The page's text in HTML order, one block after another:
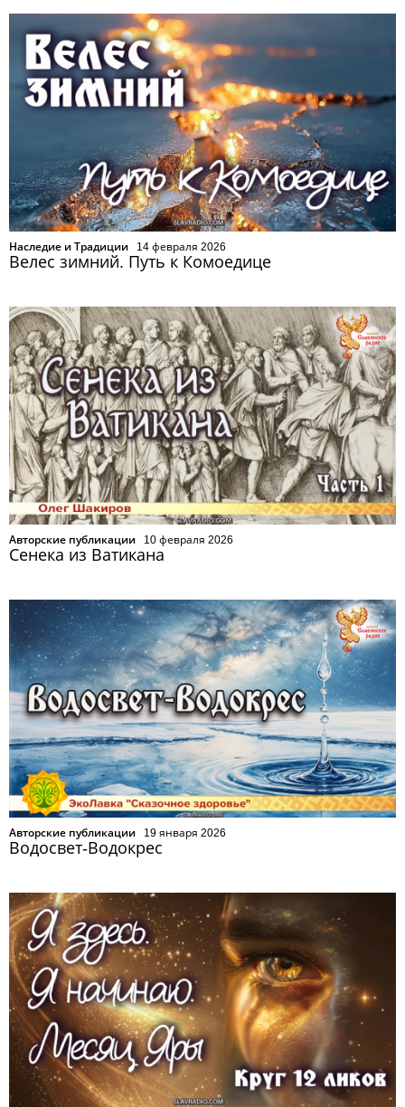
Наследие и Традиции 14 февраля 2026
Велес зимний. Путь к Комоедице
Авторские публикации 10 февраля 2026
Сенека из Ватикана
Авторские публикации 19 января 2026
Водосвет-Водокрес